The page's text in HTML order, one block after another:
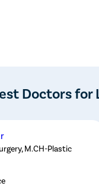
Doctors for
M.CH-Plastic